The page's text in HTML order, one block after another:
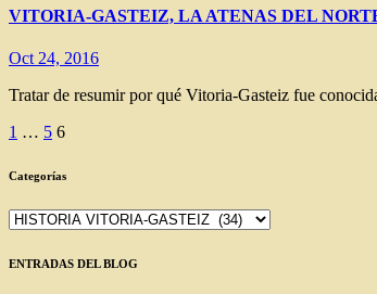
VITORIA-GASTEIZ, LA ATENAS DEL
Oct 24, 2016
Tratar de resumir por qué Vitoria-Gasteiz fue
Paginación
de
1 … 5 6
Categorías
Categorías
ENTRADAS DEL BLOG